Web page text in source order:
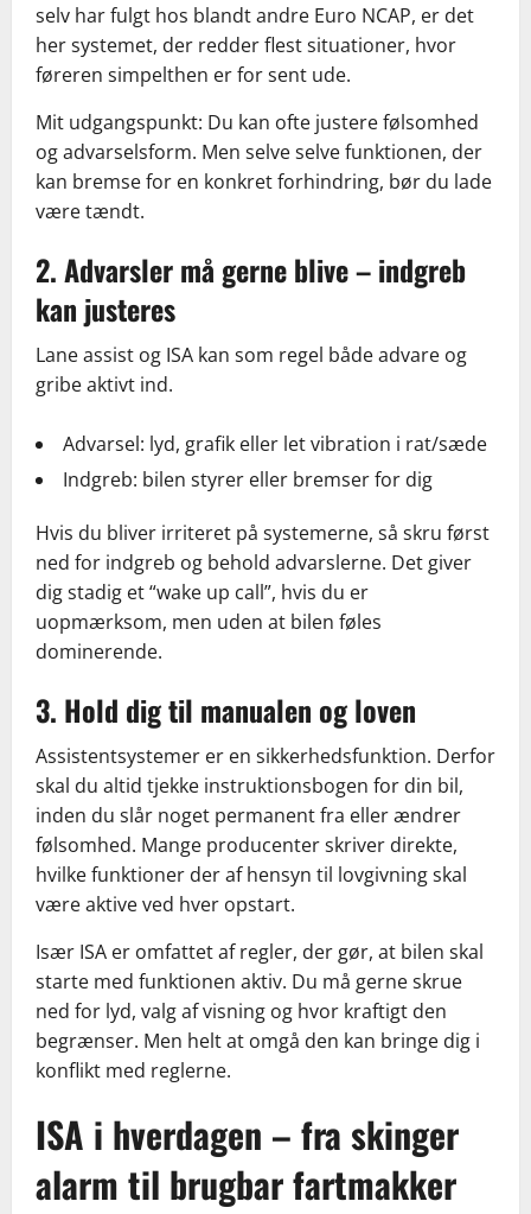
selv har fulgt hos blandt andre Euro NCAP, er det
her systemet, der redder flest situationer, hvor
føreren simpelthen er for sent ude.
Mit udgangspunkt: Du kan ofte justere følsomhed
og advarselsform. Men selve selve funktionen, der
kan bremse for en konkret forhindring, bør du lade
være tændt.
2. Advarsler må gerne blive – indgreb
kan justeres
Lane assist og ISA kan som regel både advare og
gribe aktivt ind.
Advarsel: lyd, grafik eller let vibration i rat/sæde
Indgreb: bilen styrer eller bremser for dig
Hvis du bliver irriteret på systemerne, så skru først
ned for indgreb og behold advarslerne. Det giver
dig stadig et “wake up call”, hvis du er
uopmærksom, men uden at bilen føles
dominerende.
3. Hold dig til manualen og loven
Assistentsystemer er en sikkerhedsfunktion. Derfor
skal du altid tjekke instruktionsbogen for din bil,
inden du slår noget permanent fra eller ændrer
følsomhed. Mange producenter skriver direkte,
hvilke funktioner der af hensyn til lovgivning skal
være aktive ved hver opstart.
Især ISA er omfattet af regler, der gør, at bilen skal
starte med funktionen aktiv. Du må gerne skrue
ned for lyd, valg af visning og hvor kraftigt den
begrænser. Men helt at omgå den kan bringe dig i
konflikt med reglerne.
ISA i hverdagen – fra skinger
alarm til brugbar fartmakker